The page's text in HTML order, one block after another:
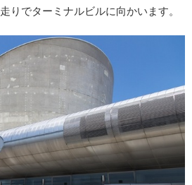
りでターミナルビルに向かいます。